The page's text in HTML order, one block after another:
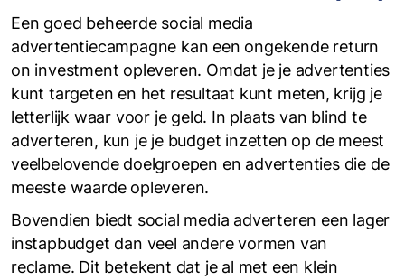
Een goed beheerde social media
advertentiecampagne kan een ongekende return
on investment opleveren. Omdat je je advertenties
kunt targeten en het resultaat kunt meten, krijg je
letterlijk waar voor je geld. In plaats van blind te
adverteren, kun je je budget inzetten op de meest
veelbelovende doelgroepen en advertenties die de
meeste waarde opleveren.
Bovendien biedt social media adverteren een lager
instapbudget dan veel andere vormen van
reclame. Dit betekent dat je al met een klein